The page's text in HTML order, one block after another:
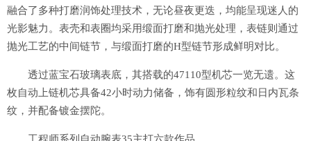
融合了多种打磨润饰处理技术，无论昼夜更迭，均能呈现迷人的
光影魅力。表壳和表圈均采用缎面打磨和抛光处理，表链则通过
抛光工艺的中间链节，与缎面打磨的H型链节形成鲜明对比。
透过蓝宝石玻璃表底，其搭载的47110型机芯一览无遗。这
枚自动上链机芯具备42小时动力储备，饰有圆形粒纹和日内瓦条
纹，并配备镀金摆陀。